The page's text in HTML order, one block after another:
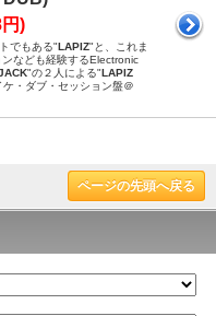
)
でもある"LAPIZ"と、これま
なども経験するElectronic
"の２人による"LAPIZ
・ダブ・セッション盤＠
ページの先頭へ戻る